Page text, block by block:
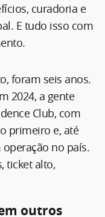
curadoria e
E tudo isso com
foram seis anos.
2024, a gente
Club, com
primeiro e, até
operação no país.
ticket alto,
outros